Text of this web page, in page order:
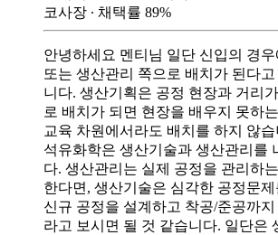
코사장 ∙ 채택률 89%
안녕하세요 멘티님 일단 신입의 경
또는 생산관리 쪽으로 배치가 된다
니다. 생산기획은 공정 현장과 거리
로 배치가 되면 현장을 배우지 못하
교육 차원에서라도 배치를 하지 않
석유화학은 생산기술과 생산관리를
다. 생산관리는 실제 공정을 관리하
한다면, 생산기술은 심각한 공정문
신규 공정을 설계하고 착공/준공까지
라고 보시면 될 것 같습니다. 일단은